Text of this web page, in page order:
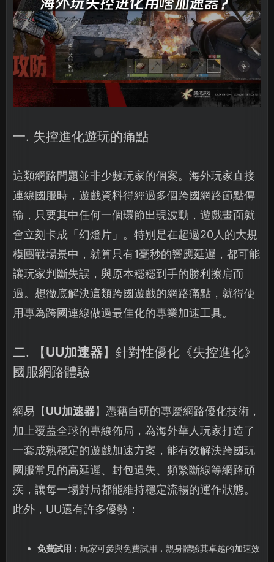
一. 失控進化遊玩的痛點
這類網路問題並非少數玩家的個案。海外玩家直接
連線國服時，遊戲資料得經過多個跨國網路節點傳
輸，只要其中任何一個環節出現波動，遊戲畫面就
會立刻卡成「幻燈片」。特別是在超過20人的大規
模團戰場景中，就算只有1毫秒的響應延遲，都可能
讓玩家判斷失誤，與原本穩穩到手的勝利擦肩而
過。想徹底解決這類跨國遊戲的網路痛點，就得使
用專為跨國連線做過最佳化的專業加速工具。
二. 【UU加速器】針對性優化《失控進化》
國服網路體驗
網易【UU加速器】憑藉自研的專屬網路優化技術，
加上覆蓋全球的專線佈局，為海外華人玩家打造了
一套成熟穩定的遊戲加速方案，能有效解決跨國玩
國服常見的高延遲、封包遺失、頻繁斷線等網路頑
疾，讓每一場對局都能維持穩定流暢的運作狀態。
此外，UU還有許多優勢：
免費試用 ：玩家可參與免費試用，親身體驗其卓越的加速效